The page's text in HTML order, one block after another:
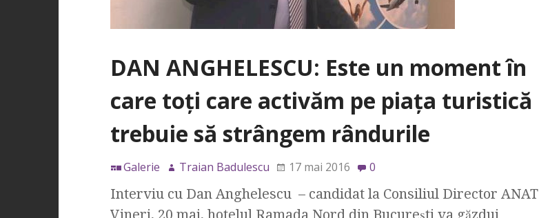
DAN ANGHELESCU: Este un moment în
care toţi care activăm pe piaţa turistică
trebuie să strângem rândurile
Galerie Traian Badulescu 17 mai 2016 0
Interviu cu Dan Anghelescu – candidat la Consiliul Director ANAT